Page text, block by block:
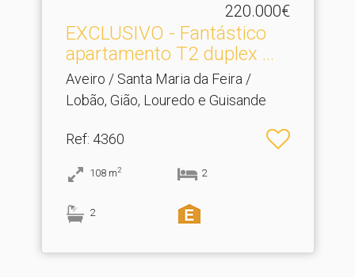
220.000€
EXCLUSIVO - Fantástico
apartamento T2 duplex .​..
Aveiro / Santa Maria da Feira /
Lobão, Gião, Louredo e Guisande
Ref: 4360
108 m2 2
2